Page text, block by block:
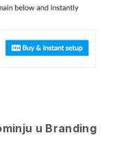
u Branding